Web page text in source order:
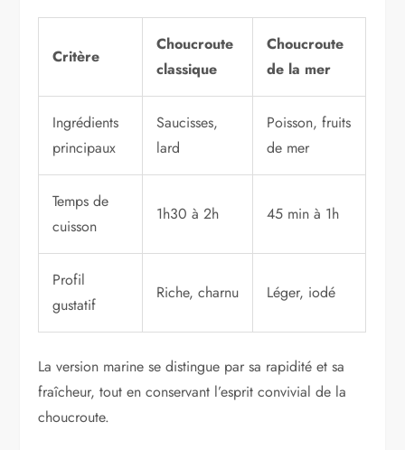
Critère
Choucroute
classique
Choucroute
de la mer
Ingrédients
principaux
Saucisses,
lard
Poisson, fruits
de mer
Temps de
cuisson
1h30 à 2h 45 min à 1h
Profil
gustatif
Riche, charnu Léger, iodé
La version marine se distingue par sa rapidité et sa
fraîcheur, tout en conservant l’esprit convivial de la
choucroute.